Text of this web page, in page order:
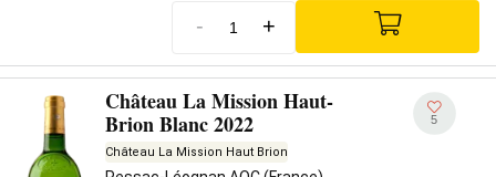
- +
Château La Mission Haut-
Brion Blanc 2022
Château La Mission Haut Brion
5